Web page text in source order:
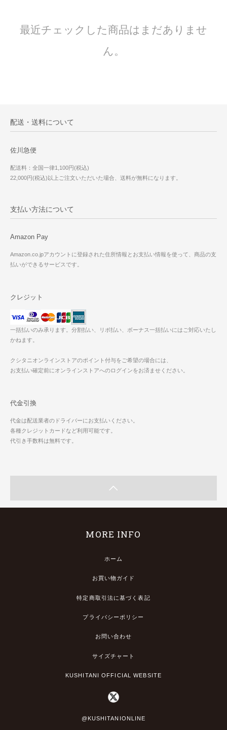
最近チェックした商品はまだありませ
ん。
配送・送料について
佐川急便
配送料：全国一律1,100円(税込)
22,000円(税込)以上ご注文いただいた場合、送料が無料になります。
支払い方法について
Amazon Pay
Amazon.co.jpアカウントに登録された住所情報とお支払い情報を使って、商品の支
払いができるサービスです。
クレジット
一括払いのみ承ります。分割払い、リボ払い、ボーナス一括払いにはご対応いたし
かねます。
クシタニオンラインストアのポイント付与をご希望の場合には、
お支払い確定前にオンラインストアへのログインをお済ませください。
代金引換
代金は配送業者のドライバーにお支払いください。
各種クレジットカードなど利用可能です。
代引き手数料は無料です。
MORE INFO
ホーム
お買い物ガイド
特定商取引法に基づく表記
プライバシーポリシー
お問い合わせ
サイズチャート
KUSHITANI OFFICIAL WEBSITE
@KUSHITANIONLINE